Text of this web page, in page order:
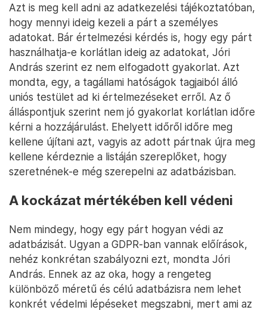
Azt is meg kell adni az adatkezelési tájékoztatóban,
hogy mennyi ideig kezeli a párt a személyes
adatokat. Bár értelmezési kérdés is, hogy egy párt
használhatja-e korlátlan ideig az adatokat, Jóri
András szerint ez nem elfogadott gyakorlat. Azt
mondta, egy, a tagállami hatóságok tagjaiból álló
uniós testület ad ki értelmezéseket erről. Az ő
álláspontjuk szerint nem jó gyakorlat korlátlan időre
kérni a hozzájárulást. Ehelyett időről időre meg
kellene újítani azt, vagyis az adott pártnak újra meg
kellene kérdeznie a listáján szereplőket, hogy
szeretnének-e még szerepelni az adatbázisban.
A kockázat mértékében kell védeni
Nem mindegy, hogy egy párt hogyan védi az
adatbázisát. Ugyan a GDPR-ban vannak előírások,
nehéz konkrétan szabályozni ezt, mondta Jóri
András. Ennek az az oka, hogy a rengeteg
különböző méretű és célú adatbázisra nem lehet
konkrét védelmi lépéseket megszabni, mert ami az